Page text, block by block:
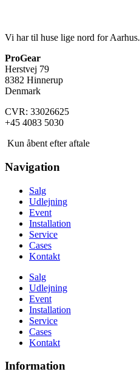
Vi har til huse lige nord for Aarhus.
ProGear
Herstvej 79
8382 Hinnerup
Denmark
CVR: 33026625
+45 4083 5030
Kun åbent efter aftale
Navigation
Salg
Udlejning
Event
Installation
Service
Cases
Kontakt
Salg
Udlejning
Event
Installation
Service
Cases
Kontakt
Information